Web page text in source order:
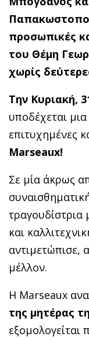
προσωπικές
του Θέμη
χωρίς
Την Κυριακή,
υποδέχεται
επιτυχημένες
Marseaux!
Σε μία άκρως
τραγουδίστρια
και
αντιμετώπισε,
μέλλον.
Η Marseaux
της μητέρας
εξομολογείται